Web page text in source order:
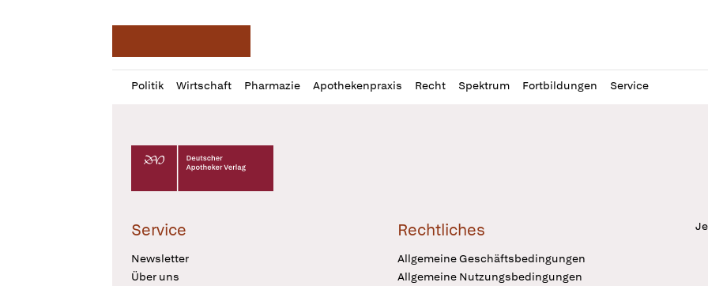
Politik Wirtschaft Pharmazie Apothekenpraxis Recht Spektrum Fortbildungen Service
Profil
öffnen
Daz
Pur
Deutscher Apotheker Verlag Logo
Service
Newsletter
Über uns
Rechtliches
Allgemeine Geschäftsbedingungen
Allgemeine Nutzungsbedingungen